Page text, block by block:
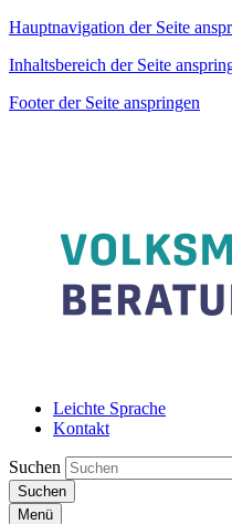
Hauptnavigation der Seite
Inhaltsbereich der Seite
Footer der Seite anspringen
Leichte Sprache
Kontakt
Suchen
Suchen
Menü